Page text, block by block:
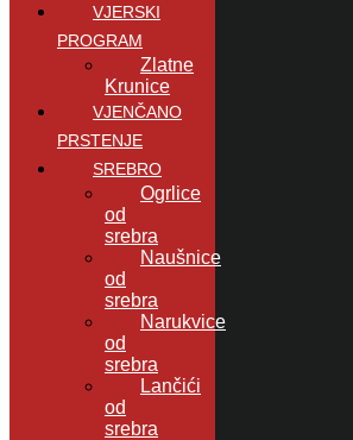
VJERSKI
PROGRAM
Zlatne
Krunice
VJENČANO
PRSTENJE
SREBRO
Ogrlice
od
srebra
Naušnice
od
srebra
Narukvice
od
srebra
Lančići
od
srebra